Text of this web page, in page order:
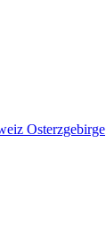
Osterzgebirge